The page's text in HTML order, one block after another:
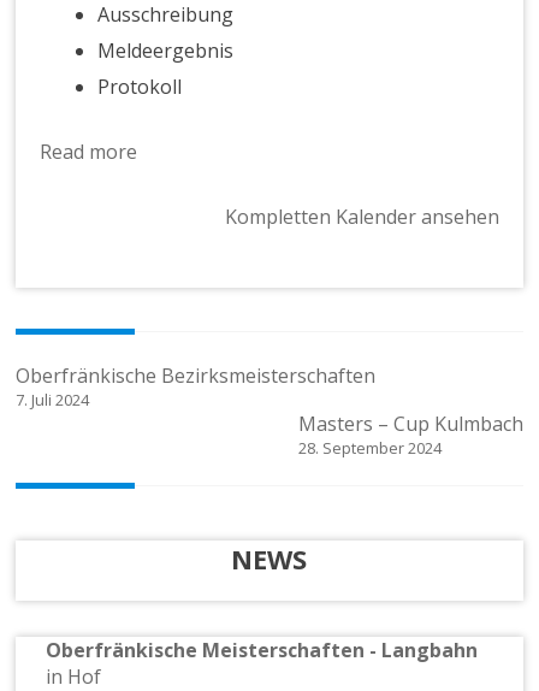
Ausschreibung
Meldeergebnis
Protokoll
Read more
Kompletten Kalender ansehen
Beitragsnavigation
Oberfränkische Bezirksmeisterschaften
7. Juli 2024
Masters – Cup Kulmbach
28. September 2024
NEWS
Oberfränkische Meisterschaften - Langbahn
in Hof